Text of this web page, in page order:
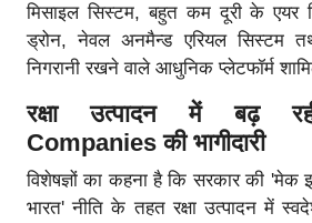
मिसाइल सिस्टम, बहुत कम दूरी के एयर
ड्रोन, नेवल अनमैन्ड एरियल सिस्टम
निगरानी रखने वाले आधुनिक प्लेटफॉर्म
रक्षा उत्पादन में बढ़
Companies की भागीदारी
विशेषज्ञों का कहना है कि सरकार की 'मेक
भारत' नीति के तहत रक्षा उत्पादन में